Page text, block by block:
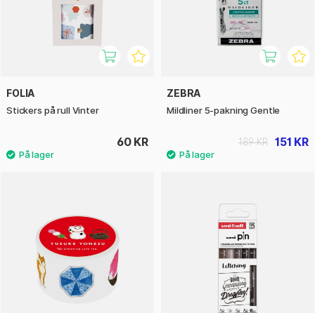
FOLIA
Stickers på rull Vinter
60 KR
ZEBRA
Mildliner 5-pakning Gentle
151 KR
189 KR